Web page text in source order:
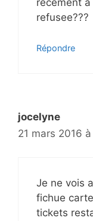
recement
refusee???
Répondre
jocelyne
21 mars 2016
Je ne vois
fichue
tickets